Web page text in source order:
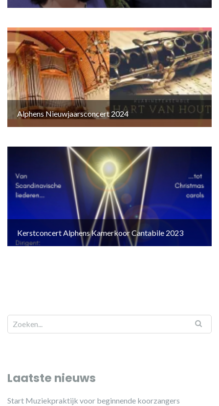
Alphens Nieuwjaarsconcert 2024
Kerstconcert Alphens Kamerkoor Cantabile 2023
Laatste nieuws
Start Muziekpraktijk voor beginnende koorzangers